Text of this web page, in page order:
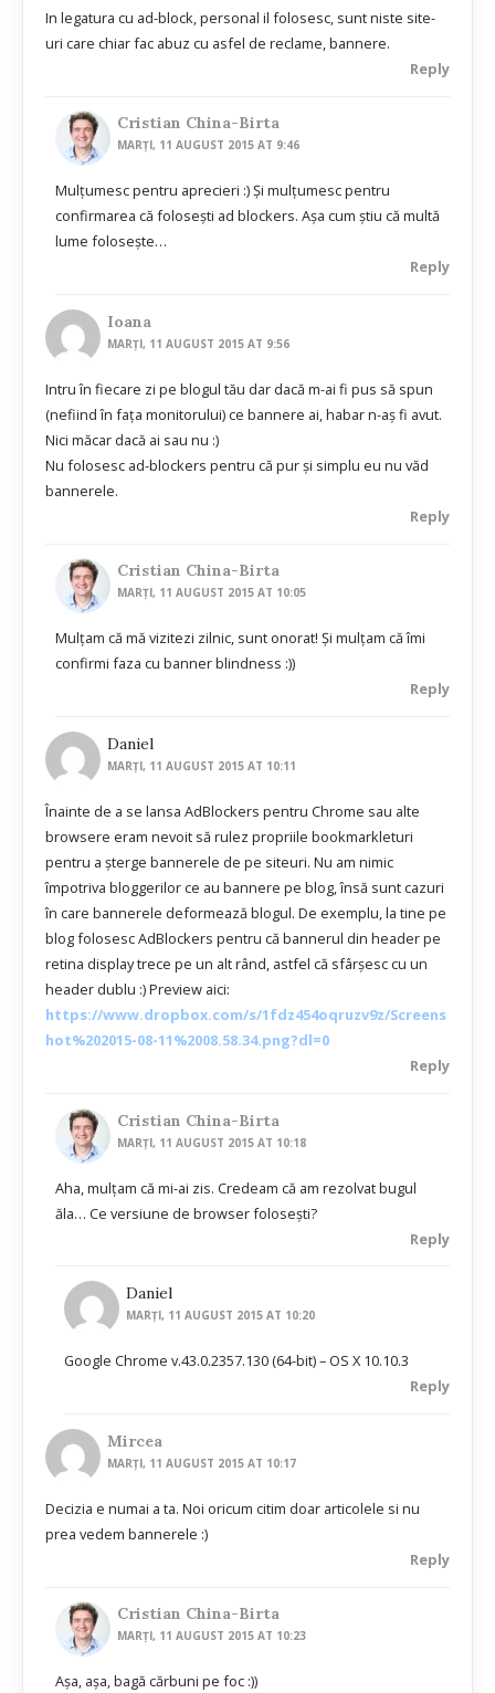
In legatura cu ad-block, personal il folosesc, sunt niste site-
uri care chiar fac abuz cu asfel de reclame, bannere.
Reply
Cristian China-Birta
MARȚI, 11 AUGUST 2015 AT 9:46
Mulțumesc pentru aprecieri :) Și mulțumesc pentru
confirmarea că folosești ad blockers. Așa cum știu că multă
lume folosește…
Reply
Ioana
MARȚI, 11 AUGUST 2015 AT 9:56
Intru în fiecare zi pe blogul tău dar dacă m-ai fi pus să spun
(nefiind în fața monitorului) ce bannere ai, habar n-aș fi avut.
Nici măcar dacă ai sau nu :)
Nu folosesc ad-blockers pentru că pur și simplu eu nu văd
bannerele.
Reply
Cristian China-Birta
MARȚI, 11 AUGUST 2015 AT 10:05
Mulțam că mă vizitezi zilnic, sunt onorat! Și mulțam că îmi
confirmi faza cu banner blindness :))
Reply
Daniel
MARȚI, 11 AUGUST 2015 AT 10:11
Înainte de a se lansa AdBlockers pentru Chrome sau alte
browsere eram nevoit să rulez propriile bookmarkleturi
pentru a șterge bannerele de pe siteuri. Nu am nimic
împotriva bloggerilor ce au bannere pe blog, însă sunt cazuri
în care bannerele deformează blogul. De exemplu, la tine pe
blog folosesc AdBlockers pentru că bannerul din header pe
retina display trece pe un alt rând, astfel că sfârșesc cu un
header dublu :) Preview aici:
https://www.dropbox.com/s/1fdz454oqruzv9z/Screens
hot%202015-08-11%2008.58.34.png?dl=0
Reply
Cristian China-Birta
MARȚI, 11 AUGUST 2015 AT 10:18
Aha, mulțam că mi-ai zis. Credeam că am rezolvat bugul
ăla… Ce versiune de browser folosești?
Reply
Daniel
MARȚI, 11 AUGUST 2015 AT 10:20
Google Chrome v.43.0.2357.130 (64-bit) – OS X 10.10.3
Reply
Mircea
MARȚI, 11 AUGUST 2015 AT 10:17
Decizia e numai a ta. Noi oricum citim doar articolele si nu
prea vedem bannerele :)
Reply
Cristian China-Birta
MARȚI, 11 AUGUST 2015 AT 10:23
Așa, așa, bagă cărbuni pe foc :))